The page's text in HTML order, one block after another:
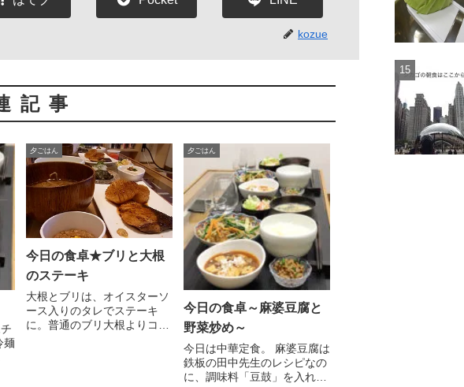
kozue
記事
麺
夕ごはん
今日の食卓★ブリと大根
のステーキ
大根とブリは、オイスターソ
ース入りのタレでステーキ
に。普通のブリ大根よりコク
夕ごはん
今日の食卓～麻婆豆腐と
野菜炒め～
今日は中華定食。 麻婆豆腐は
鉄板の田中先生のレシピなの
に、調味料「豆鼓」を入れ